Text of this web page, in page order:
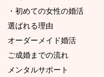
・初めての女性の婚活
選ばれる理由
オーダーメイド婚活
ご成婚までの流れ
メンタルサポート